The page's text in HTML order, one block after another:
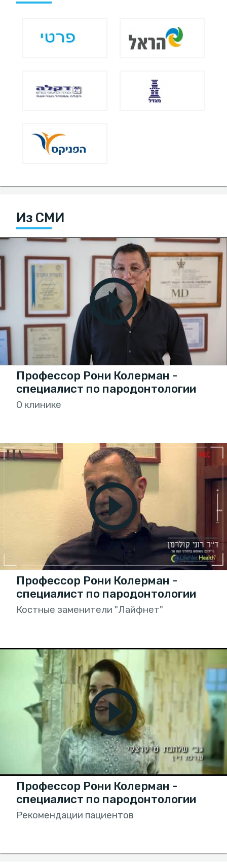
Из СМИ
Профессор Рони Колерман -
специалист по пародонтологии
О клинике
Профессор Рони Колерман -
специалист по пародонтологии
Костные заменители "Лайфнет"
Профессор Рони Колерман -
специалист по пародонтологии
Рекомендации пациентов